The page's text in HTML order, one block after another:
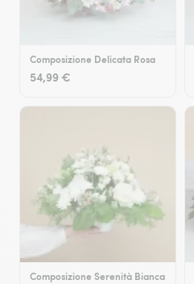
Composizione Delicata Rosa
54,99 €
Composizione Serenità Bianca